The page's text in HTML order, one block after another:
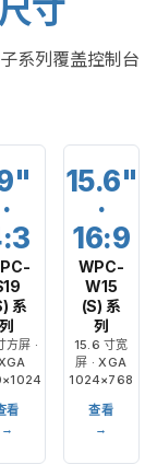
寸
系列覆盖控制台
·
系
列
方屏 ·
看
→
15.6"
·
16:9
WPC-
W15
(S) 系
列
15.6 寸宽
屏 · XGA
1024×768
查看
→